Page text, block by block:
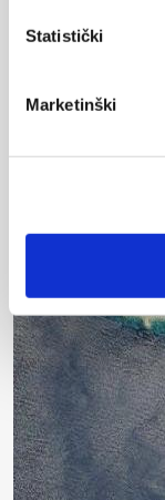
Statistički
Marketinški